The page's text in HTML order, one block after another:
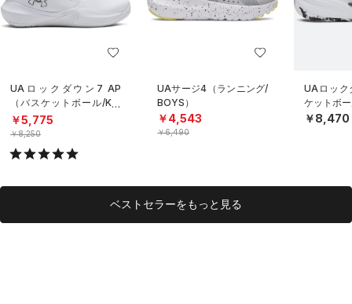
UAロックダウン7 AP
（バスケットボール/KID
S）
￥5,775
￥8,250
UAサージ4（ランニング/
BOYS）
￥4,543
￥6,490
UAロック
ケットボ
￥8,470
ベストセラーをもっと見る